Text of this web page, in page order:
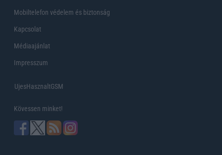
Mobiltelefon védelem és biztonság
Kapcsolat
Médiaajánlat
Impresszum
UjesHasznaltGSM
Kövessen minket!